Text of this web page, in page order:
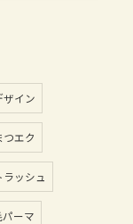
ザイン
つエク
ッシュ
パーマ